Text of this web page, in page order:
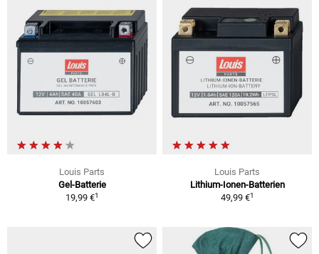
Louis Parts
Gel-Batterie
19,99 €1
Louis Parts
Lithium-Ionen-Batterien
49,99 €1